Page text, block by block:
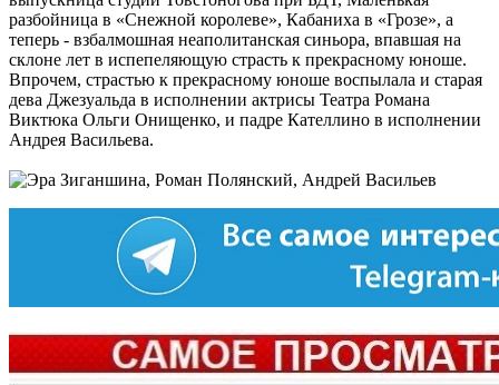
разбойница в «Снежной королеве», Кабаниха в «Грозе», а
теперь - взбалмошная неаполитанская синьора, впавшая на
склоне лет в испепеляющую страсть к прекрасному юноше.
Впрочем, страстью к прекрасному юноше воспылала и старая
дева Джезуальда в исполнении актрисы Театра Романа
Виктюка Ольги Онищенко, и падре Кателлино в исполнении
Андрея Васильева.